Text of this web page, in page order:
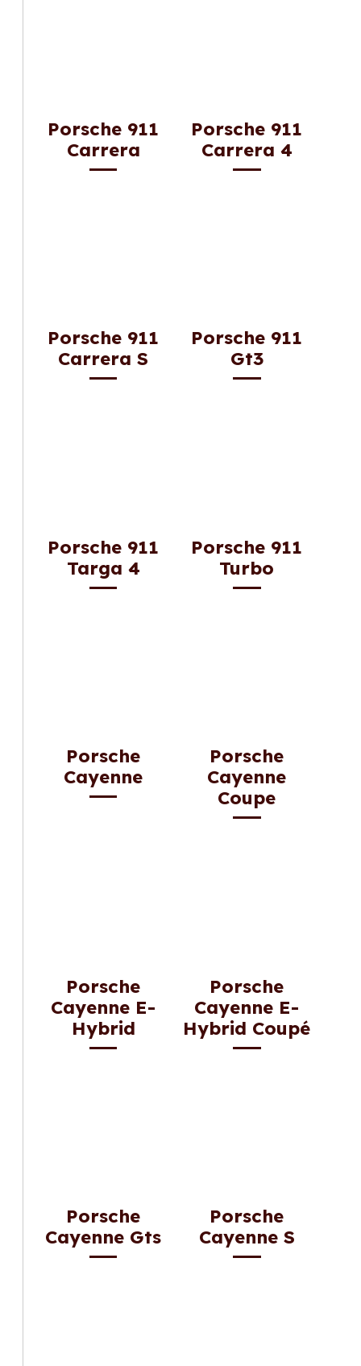
Porsche 911
Carrera
Porsche 911
Carrera 4
Porsche 911
Carrera S
Porsche 911
Gt3
Porsche 911
Targa 4
Porsche 911
Turbo
Porsche
Cayenne
Porsche
Cayenne
Coupe
Porsche
Cayenne E-
Hybrid
Porsche
Cayenne E-
Hybrid Coupé
Porsche
Cayenne Gts
Porsche
Cayenne S